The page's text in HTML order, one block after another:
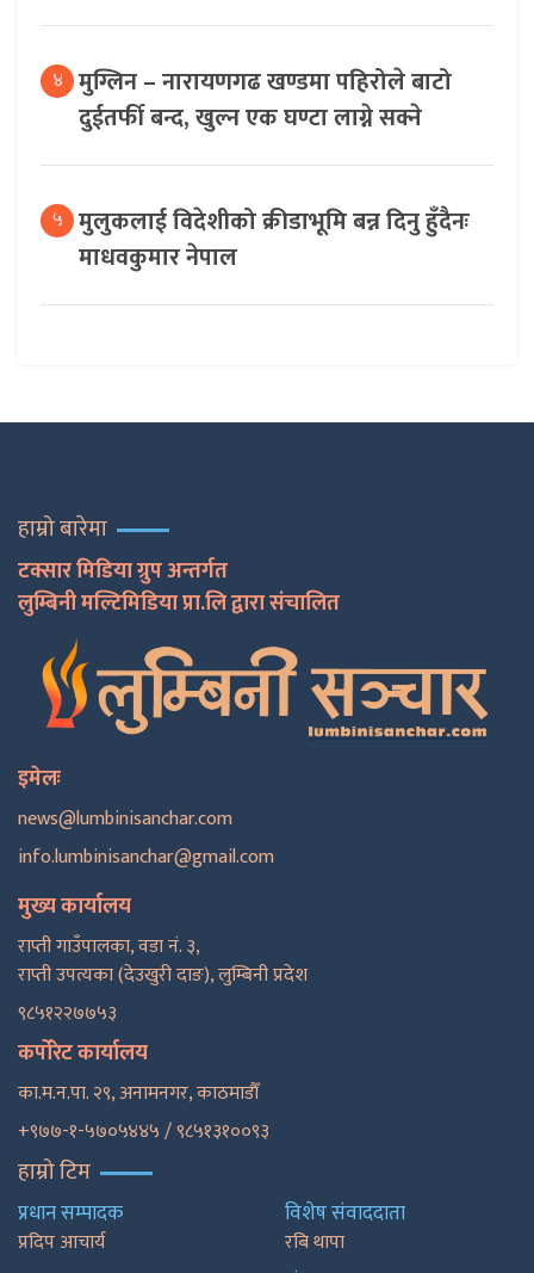
४ मुग्लिन – नारायणगढ खण्डमा पहिरोले बाटो
दुईतर्फी बन्द, खुल्न एक घण्टा लाग्ने सक्ने
५ मुलुकलाई विदेशीको क्रीडाभूमि बन्न दिनु हुँदैनः
माधवकुमार नेपाल
हाम्रो बारेमा
टक्सार मिडिया ग्रुप अन्तर्गत
लुम्बिनी मल्टिमिडिया प्रा.लि द्वारा संचालित
इमेलः
news@lumbinisanchar.com
info.lumbinisanchar@gmail.com
मुख्य कार्यालय
राप्ती गाउँपालका, वडा नं. ३,
राप्ती उपत्यका (देउखुरी दाङ), लुम्बिनी प्रदेश
९८५१२२७७५३
कर्पोरेट कार्यालय
का.म.न.पा. २९, अनामनगर, काठमाडाैँ
+९७७-१-५७०५४४५ / ९८५१३१००९३
हाम्रो टिम
प्रधान सम्पादक
प्रदिप आचार्य
विशेष संवाददाता
रबि थापा